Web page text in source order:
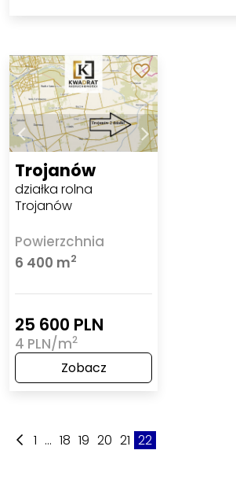
Trojanów
działka rolna
Trojanów
Powierzchnia
6 400 m2
25 600 PLN
4 PLN/m2
Zobacz
1 ... 18 19 20 21 22